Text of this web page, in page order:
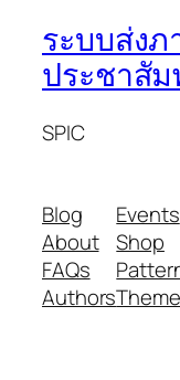
ระบบส่ง
ประชาสัม
SPIC
Blog
About
FAQs
Authors
Events
Shop